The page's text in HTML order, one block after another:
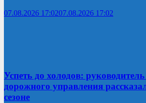
07.08.2026 17:0207.08.2026 17:02
Успеть до холодов:
дорожного управления
сезоне